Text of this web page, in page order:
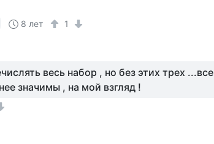
8 лет 1
весь набор , но без этих трех ...все
значимы , на мой взгляд !